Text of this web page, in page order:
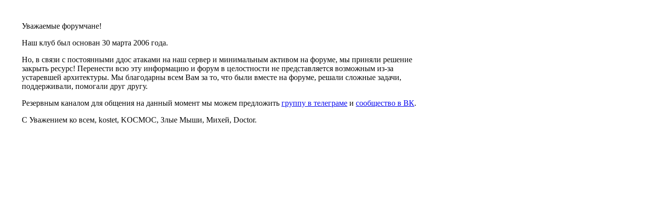
Уважаемые форумчане!
Наш клуб был основан 30 марта 2006 года.
Но, в связи с постоянными ддос атаками на наш сервер и минимальным активом на форуме, мы приняли решение
закрыть ресурс! Перенести всю эту информацию и форум в целостности не представляется возможным из-за
устаревшей архитектуры. Мы благодарны всем Вам за то, что были вместе на форуме, решали сложные задачи,
поддерживали, помогали друг другу.
Резервным каналом для общения на данный момент мы можем предложить группу в телеграме и сообщество в ВК.
С Уважением ко всем, kostet, KOCMOC, Злые Мыши, Михей, Doctor.